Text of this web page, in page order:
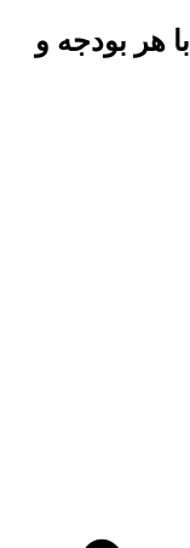
با هر بودجه و